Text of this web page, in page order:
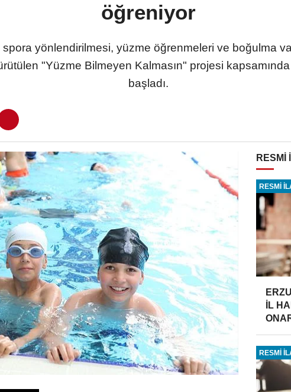
öğreniyor
yönlendirilmesi, yüzme öğrenmeleri ve boğulma
"Yüzme Bilmeyen Kalmasın" projesi
başladı.
RESMİ
RESMİ
İL
RESMİ